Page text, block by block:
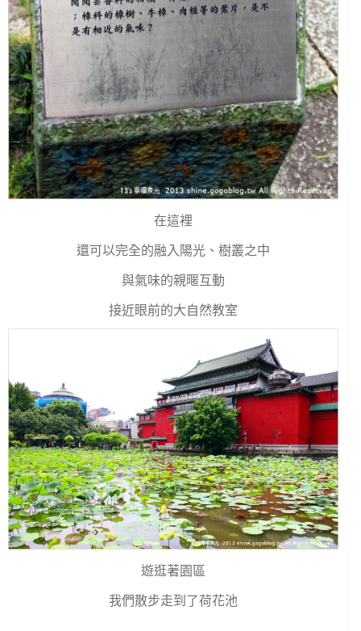
在這裡
還可以完全的融入陽光、樹叢之中
與氣味的親暱互動
接近眼前的大自然教室
遊逛著園區
我們散步走到了荷花池